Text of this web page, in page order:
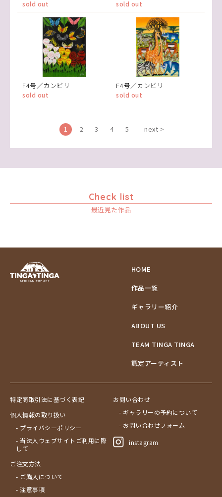
sold out sold out
F4号／カンビリ
sold out
F4号／カンビリ
sold out
1 2 3 4 5 next >
Check list
最近見た作品
HOME
作品一覧
ギャラリー紹介
ABOUT US
TEAM TINGA TINGA
認定アーティスト
特定商取引法に基づく表記
個人情報の取り扱い
- プライバシーポリシー
- 当法人ウェブサイトご利用に際
して
ご注文方法
- ご購入について
- 注意事項
お問い合わせ
- ギャラリーの予約について
- お問い合わせフォーム
instagram